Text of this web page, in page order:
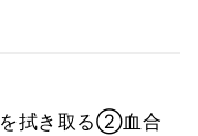
拭き取る②血合